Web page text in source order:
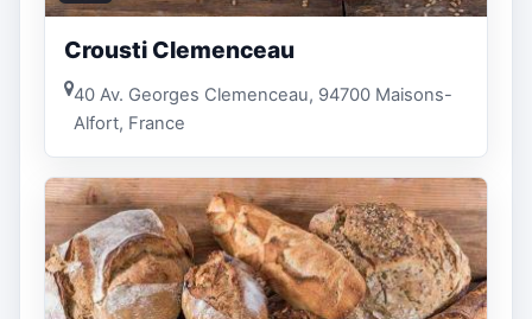
Crousti Clemenceau
40 Av. Georges Clemenceau, 94700 Maisons-
Alfort, France